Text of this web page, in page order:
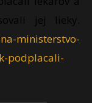
jej lieky.
ministerstvo-
podplacali-